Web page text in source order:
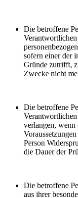
Die betroffene
Verantwortlichen
sofern einer der
Gründe zutrifft,
Zwecke nicht
Die betroffene
verlangen,
Person
die Dauer der
Die betroffene
aus ihrer